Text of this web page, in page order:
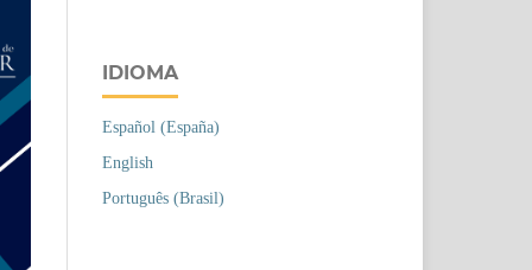
IDIOMA
Español (España)
English
Português (Brasil)